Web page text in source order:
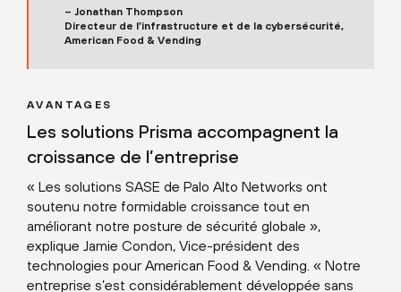
– Jonathan Thompson
Directeur de l’infrastructure et de la cybersécurité,
American Food & Vending
AVANTAGES
Les solutions Prisma accompagnent la
croissance de l’entreprise
« Les solutions SASE de Palo Alto Networks ont
soutenu notre formidable croissance tout en
améliorant notre posture de sécurité globale »,
explique Jamie Condon, Vice-président des
technologies pour American Food & Vending. « Notre
entreprise s’est considérablement développée sans